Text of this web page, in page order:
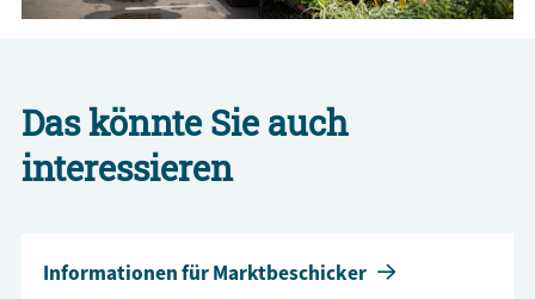
Das könnte Sie auch
interessieren
Informationen für Marktbeschicker